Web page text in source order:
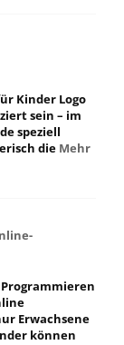
Kinder Logo
sein – im
speziell
die Mehr
Erwachsene
können